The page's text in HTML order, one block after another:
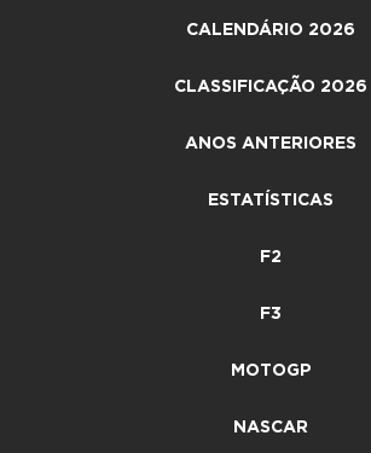
CALENDÁRIO 2026
CLASSIFICAÇÃO 2026
ANOS ANTERIORES
ESTATÍSTICAS
F2
F3
MOTOGP
NASCAR